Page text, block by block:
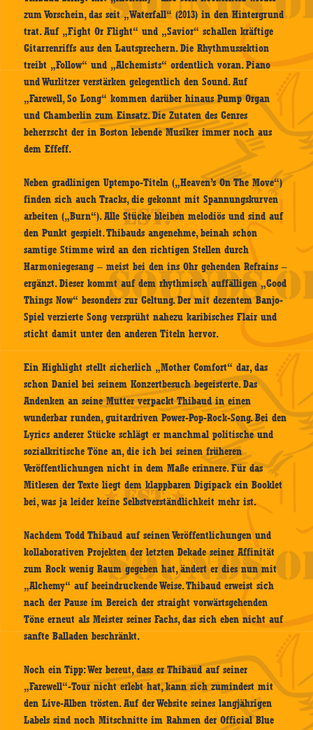
zum Vorschein, das seit „Waterfall“ (2013) in den Hintergrund
trat. Auf „Fight Or Flight“ und „Savior“ schallen kräftige
Gitarrenriffs aus den Lautsprechern. Die Rhythmussektion
treibt „Follow“ und „Alchemists“ ordentlich voran. Piano
und Wurlitzer verstärken gelegentlich den Sound. Auf
„Farewell, So Long“ kommen darüber hinaus Pump Organ
und Chamberlin zum Einsatz. Die Zutaten des Genres
beherrscht der in Boston lebende Musiker immer noch aus
dem Effeff.
Neben gradlinigen Uptempo-Titeln („Heaven’s On The Move“)
finden sich auch Tracks, die gekonnt mit Spannungskurven
arbeiten („Burn“). Alle Stücke bleiben melodiös und sind auf
den Punkt gespielt. Thibauds angenehme, beinah schon
samtige Stimme wird an den richtigen Stellen durch
Harmoniegesang – meist bei den ins Ohr gehenden Refrains –
ergänzt. Dieser kommt auf dem rhythmisch auffälligen „Good
Things Now“ besonders zur Geltung. Der mit dezentem Banjo-
Spiel verzierte Song versprüht nahezu karibisches Flair und
sticht damit unter den anderen Titeln hervor.
Ein Highlight stellt sicherlich „Mother Comfort“ dar, das
schon Daniel bei seinem Konzertbesuch begeisterte. Das
Andenken an seine Mutter verpackt Thibaud in einen
wunderbar runden, guitardriven Power-Pop-Rock-Song. Bei den
Lyrics anderer Stücke schlägt er manchmal politische und
sozialkritische Töne an, die ich bei seinen früheren
Veröffentlichungen nicht in dem Maße erinnere. Für das
Mitlesen der Texte liegt dem klappbaren Digipack ein Booklet
bei, was ja leider keine Selbstverständlichkeit mehr ist.
Nachdem Todd Thibaud auf seinen Veröffentlichungen und
kollaborativen Projekten der letzten Dekade seiner Affinität
zum Rock wenig Raum gegeben hat, ändert er dies nun mit
„Alchemy“ auf beeindruckende Weise. Thibaud erweist sich
nach der Pause im Bereich der straight vorwärtsgehenden
Töne erneut als Meister seines Fachs, das sich eben nicht auf
sanfte Balladen beschränkt.
Noch ein Tipp: Wer bereut, dass er Thibaud auf seiner
„Farewell“-Tour nicht erlebt hat, kann sich zumindest mit
den Live-Alben trösten. Auf der Website seines langjährigen
Labels sind noch Mitschnitte im Rahmen der Official Blue